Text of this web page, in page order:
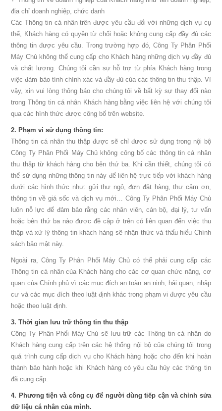
địa chỉ doanh nghiệp, chức danh
Các Thông tin cá nhân trên được yêu cầu đối với những dịch vụ cụ
thể, Khách hàng có quyền từ chối hoặc không cung cấp đầy đủ các
thông tin được yêu cầu. Trong trường hợp đó, Công Ty Phân Phối
Máy Chủ không thể cung cấp cho Khách hàng những dịch vụ đầy đủ
và chất lượng. Chúng tôi cần sự hỗ trợ từ phía Khách hàng trong
việc đảm bảo tính chính xác và đầy đủ của các thông tin thu thập. Vì
vậy, xin vui lòng thông báo cho chúng tôi về bất kỳ sự thay đổi nào
trong Thông tin cá nhân Khách hàng bằng việc liên hệ với chúng tôi
qua các hình thức được công bố trên website.
2. Phạm vi sử dụng thông tin:
Thông tin cá nhân thu thập được sẽ chỉ được sử dụng trong nội bộ
Công Ty Phân Phối Máy Chủ không công bố các thông tin cá nhân
thu thập từ khách hàng cho bên thứ ba. Khi cần thiết, chúng tôi có
thể sử dụng những thông tin này để liên hệ trực tiếp với khách hàng
dưới các hình thức như: gửi thư ngỏ, đơn đặt hàng, thư cảm ơn,
thông tin về giá sốc và dịch vụ mới… Công Ty Phân Phối Máy Chủ
luôn nỗ lực để đảm bảo rằng các nhân viên, cán bộ, đại lý, tư vấn
hoặc bên thứ ba nào được đề cập ở trên có liên quan đến việc thu
thập và xử lý thông tin khách hàng sẽ nhận thức và thấu hiểu Chính
sách bảo mật này.
Ngoài ra, Công Ty Phân Phối Máy Chủ có thể phải cung cấp các
Thông tin cá nhân của Khách hàng cho các cơ quan chức năng, cơ
quan của Chính phủ vì các mục đích an toàn an ninh, hải quan, nhập
cư và các mục đích theo luật định khác trong phạm vi được yêu cầu
hoặc theo luật định.
3. Thời gian lưu trữ thông tin thu thập
Công Ty Phân Phối Máy Chủ sẽ lưu trữ các Thông tin cá nhân do
Khách hàng cung cấp trên các hệ thống nội bộ của chúng tôi trong
quá trình cung cấp dịch vụ cho Khách hàng hoặc cho đến khi hoàn
thành bảo hành hoặc khi Khách hàng có yêu cầu hủy các thông tin
đã cung cấp.
4. Phương tiện và công cụ để người dùng tiếp cận và chỉnh sửa
dữ liệu cá nhân của mình.